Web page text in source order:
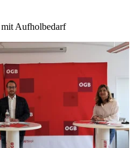
mit Aufholbedarf